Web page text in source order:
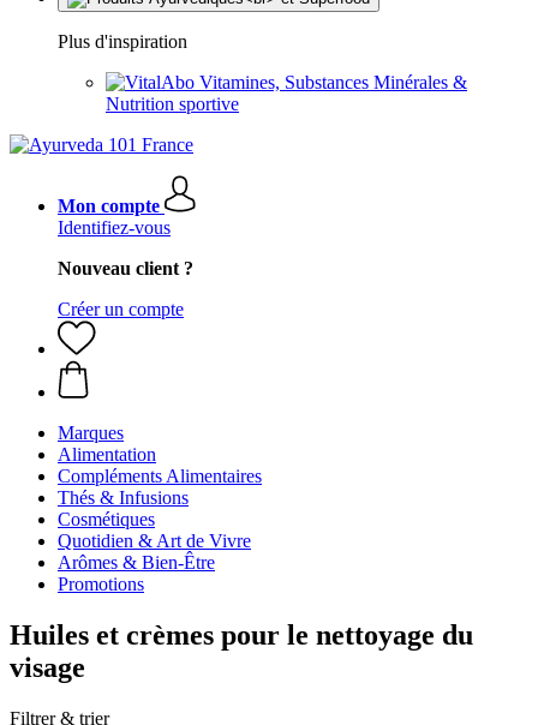
Plus d'inspiration
Vitamines, Substances Minérales &
Nutrition sportive
Mon compte
Identifiez-vous
Nouveau client ?
Créer un compte
Marques
Alimentation
Compléments Alimentaires
Thés & Infusions
Cosmétiques
Quotidien & Art de Vivre
Arômes & Bien-Être
Promotions
Huiles et crèmes pour le nettoyage du
visage
Filtrer & trier